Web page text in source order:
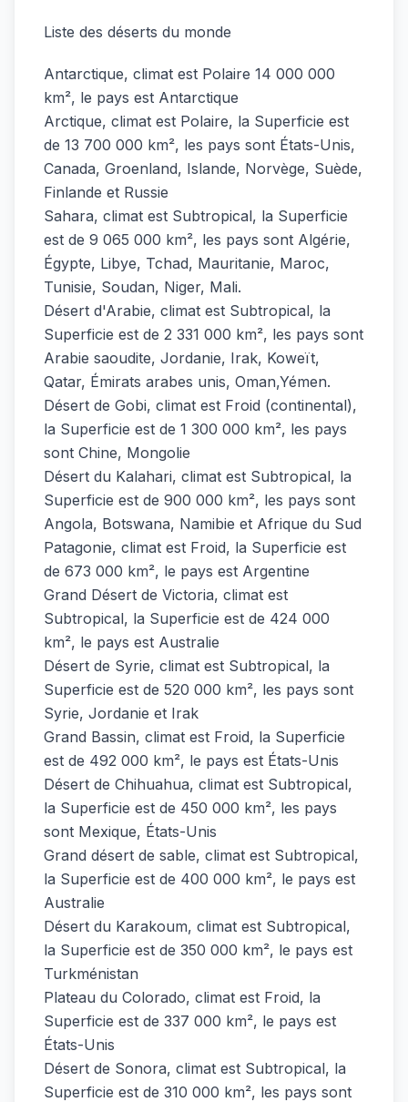
Liste des déserts du monde
Antarctique, climat est Polaire 14 000 000
km², le pays est Antarctique
Arctique, climat est Polaire, la Superficie est
de 13 700 000 km², les pays sont États-Unis,
Canada, Groenland, Islande, Norvège, Suède,
Finlande et Russie
Sahara, climat est Subtropical, la Superficie
est de 9 065 000 km², les pays sont Algérie,
Égypte, Libye, Tchad, Mauritanie, Maroc,
Tunisie, Soudan, Niger, Mali.
Désert d'Arabie, climat est Subtropical, la
Superficie est de 2 331 000 km², les pays sont
Arabie saoudite, Jordanie, Irak, Koweït,
Qatar, Émirats arabes unis, Oman,Yémen.
Désert de Gobi, climat est Froid (continental),
la Superficie est de 1 300 000 km², les pays
sont Chine, Mongolie
Désert du Kalahari, climat est Subtropical, la
Superficie est de 900 000 km², les pays sont
Angola, Botswana, Namibie et Afrique du Sud
Patagonie, climat est Froid, la Superficie est
de 673 000 km², le pays est Argentine
Grand Désert de Victoria, climat est
Subtropical, la Superficie est de 424 000
km², le pays est Australie
Désert de Syrie, climat est Subtropical, la
Superficie est de 520 000 km², les pays sont
Syrie, Jordanie et Irak
Grand Bassin, climat est Froid, la Superficie
est de 492 000 km², le pays est États-Unis
Désert de Chihuahua, climat est Subtropical,
la Superficie est de 450 000 km², les pays
sont Mexique, États-Unis
Grand désert de sable, climat est Subtropical,
la Superficie est de 400 000 km², le pays est
Australie
Désert du Karakoum, climat est Subtropical,
la Superficie est de 350 000 km², le pays est
Turkménistan
Plateau du Colorado, climat est Froid, la
Superficie est de 337 000 km², le pays est
États-Unis
Désert de Sonora, climat est Subtropical, la
Superficie est de 310 000 km², les pays sont